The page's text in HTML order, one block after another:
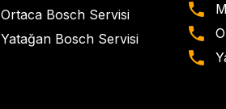
Ortaca Bosch Servisi
Yatağan Bosch Servisi